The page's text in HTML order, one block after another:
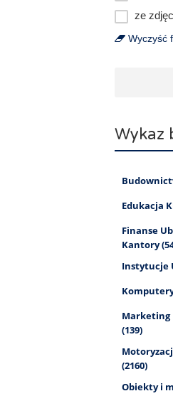
ze
Wyczyść
Wykaz
Edukacja
Finanse
Kantory
Instytucje
Marketing
(139)
(2160)
Obiekty i